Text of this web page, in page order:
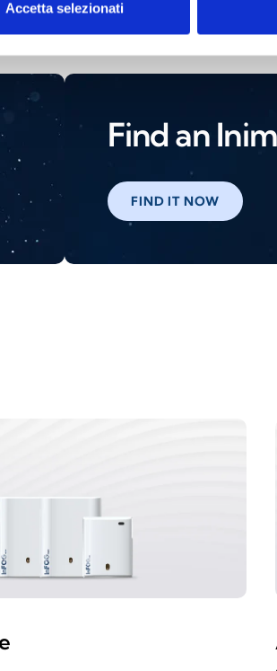
Accetta selezionati
Find an
FIND IT NOW